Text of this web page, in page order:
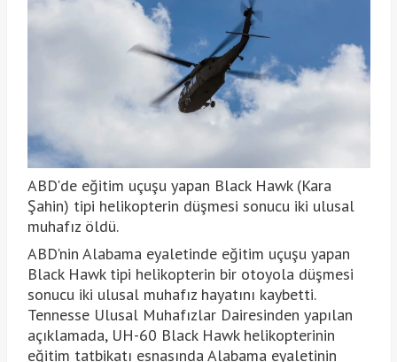
ABD'de eğitim uçuşu yapan Black Hawk (Kara
Şahin) tipi helikopterin düşmesi sonucu iki ulusal
muhafız öldü.
ABD'nin Alabama eyaletinde eğitim uçuşu yapan
Black Hawk tipi helikopterin bir otoyola düşmesi
sonucu iki ulusal muhafız hayatını kaybetti.
Tennesse Ulusal Muhafızlar Dairesinden yapılan
açıklamada, UH-60 Black Hawk helikopterinin
eğitim tatbikatı esnasında Alabama eyaletinin